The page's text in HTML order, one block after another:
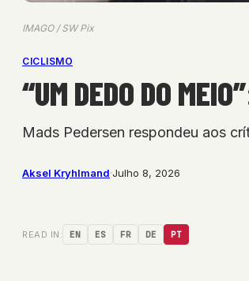
IMAGO / SW Pix
CICLISMO
“UM DEDO DO
Mads Pedersen respondeu aos
Aksel Kryhlmand·Julho 8, 2026
READ IN: EN ES FR DE PT